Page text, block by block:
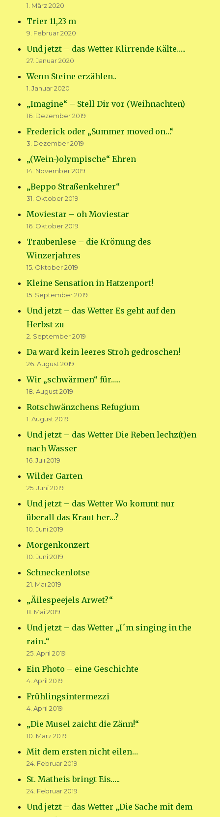
1. März 2020
Trier 11,23 m
9. Februar 2020
Und jetzt – das Wetter Klirrende Kälte…..
27. Januar 2020
Wenn Steine erzählen..
1. Januar 2020
„Imagine“ – Stell Dir vor (Weihnachten)
16. Dezember 2019
Frederick oder „Summer moved on…“
3. Dezember 2019
„(Wein-)olympische“ Ehren
14. November 2019
„Beppo Straßenkehrer“
31. Oktober 2019
Moviestar – oh Moviestar
16. Oktober 2019
Traubenlese – die Krönung des
Winzerjahres
15. Oktober 2019
Kleine Sensation in Hatzenport!
15. September 2019
Und jetzt – das Wetter Es geht auf den
Herbst zu
2. September 2019
Da ward kein leeres Stroh gedroschen!
26. August 2019
Wir „schwärmen“ für…..
18. August 2019
Rotschwänzchens Refugium
1. August 2019
Und jetzt – das Wetter Die Reben lechz(t)en
nach Wasser
16. Juli 2019
Wilder Garten
25. Juni 2019
Und jetzt – das Wetter Wo kommt nur
überall das Kraut her…?
10. Juni 2019
Morgenkonzert
10. Juni 2019
Schneckenlotse
21. Mai 2019
„Äilespeejels Arwet?“
8. Mai 2019
Und jetzt – das Wetter „I´m singing in the
rain..“
25. April 2019
Ein Photo – eine Geschichte
4. April 2019
Frühlingsintermezzi
4. April 2019
„Die Musel zaicht die Zänn!“
10. März 2019
Mit dem ersten nicht eilen…
24. Februar 2019
St. Matheis bringt Eis…..
24. Februar 2019
Und jetzt – das Wetter „Die Sache mit dem